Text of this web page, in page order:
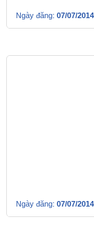
Ngày đăng: 07/07/2014
Ngày đăng: 07/07/2014